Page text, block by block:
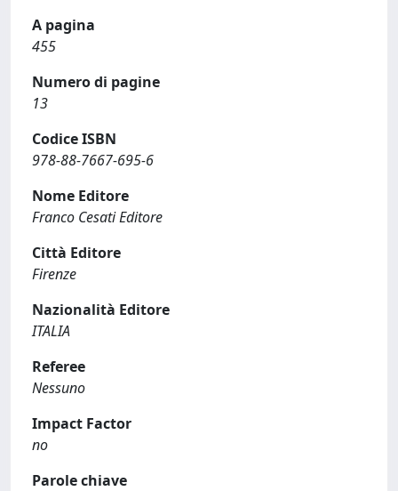
A pagina
455
Numero di pagine
13
Codice ISBN
978-88-7667-695-6
Nome Editore
Franco Cesati Editore
Città Editore
Firenze
Nazionalità Editore
ITALIA
Referee
Nessuno
Impact Factor
no
Parole chiave